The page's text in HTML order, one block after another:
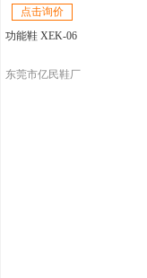
点击询价
功能鞋 XEK-06
东莞市亿民鞋厂